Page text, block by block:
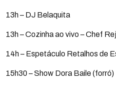
13h – DJ Belaquita
13h – Cozinha ao vivo – Chef
14h – Espetáculo Retalhos de
15h30 – Show Dora Baile (forró)